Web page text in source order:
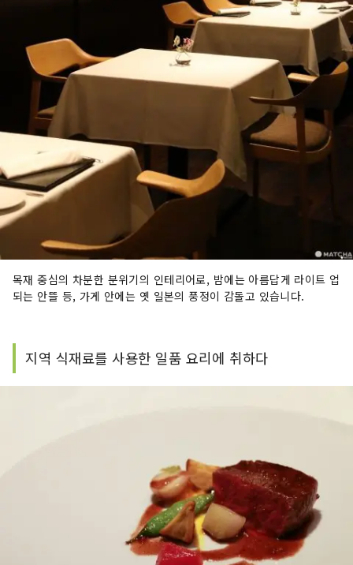
목재 중심의 차분한 분위기의 인테리어로, 밤에는 아름답게 라이트 업
되는 안뜰 등, 가게 안에는 옛 일본의 풍정이 감돌고 있습니다.
지역 식재료를 사용한 일품 요리에 취하다